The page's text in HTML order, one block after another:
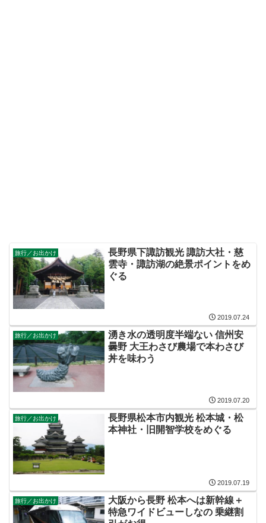
旅行／お出かけ
長野県下諏訪観光 諏訪大社・慈
雲寺・諏訪湖の絶景ポイントをめ
ぐる
2019.07.24
旅行／お出かけ
湧き水の透明度半端ない 信州安
曇野 大王わさび農場で本わさび
丼を味わう
2019.07.20
旅行／お出かけ
長野県松本市内観光 松本城・松
本神社・旧開智学校をめぐる
2019.07.19
旅行／お出かけ
大阪から長野 松本へは新幹線＋
特急ワイドビューしなの 乗継割